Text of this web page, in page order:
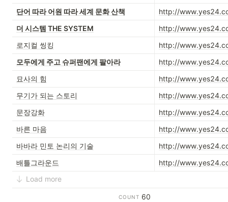
단어 따라 어원 따라 세계 문화 산책
http://
더 시스템 THE SYSTEM
http://
로지컬 씽킹
http://
모두에게 주고 슈퍼팬에게 팔아라
http://
묘사의 힘
http://
무기가 되는 스토리
http://
문장강화
http://
바른 마음
http://
바바라 민토 논리의 기술
http://
배틀그라운드
http://
Load more
COUNT 60